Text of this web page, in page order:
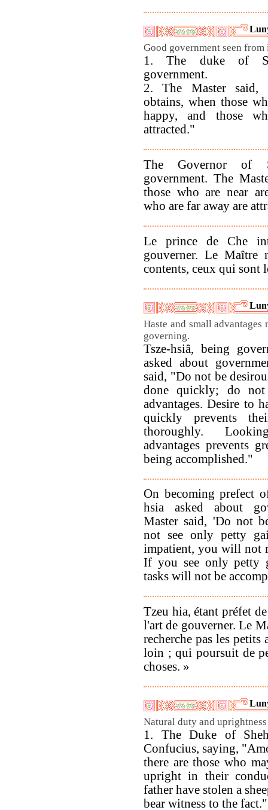
Good government seen from
1. The duke of
government.
2. The Master said,
obtains, when those
happy, and those
attracted."
The Governor of
government. The
those who are near
who are far away are
Le prince de Che
gouverner. Le Maître
contents, ceux qui sont
Haste and small advantages
governing.
Tsze-hsiâ, being
asked about
said, "Do not be
done quickly; do
advantages. Desire to
quickly prevents
thoroughly.
advantages prevents
being accomplished."
On becoming prefect
hsia asked about
Master said, 'Do not
not see only petty
impatient, you will not
If you see only petty
tasks will not be
Tzeu hia, étant préfet
l'art de gouverner. Le
recherche pas les petits
loin ; qui poursuit de
choses. »
Natural duty and
1. The Duke of
Confucius, saying,
there are those who
upright in their
father have stolen a
bear witness to the fact."